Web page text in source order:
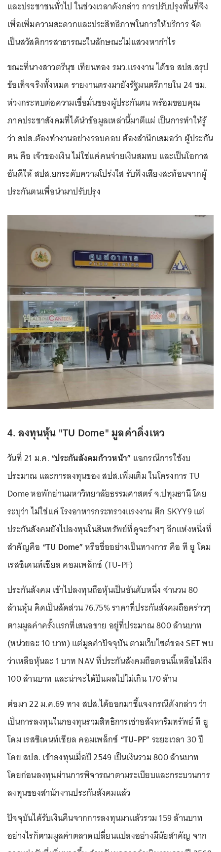
และประชาชนทั่วไป ในช่วงเวลาดังกล่าว การปรับปรุงพื้นที่จึง
เพื่อเพิ่มความสะดวกและประสิทธิภาพในการให้บริการ จัด
เป็นสวัสดิการสาธารณะในลักษณะไม่แสวงหากำไร
ขณะที่นางสาวตรีนุช เทียนทอง รมว.แรงงาน ได้ขอ สปส.สรุป
ข้อเท็จจริงทั้งหมด รายงานตรงมายังรัฐมนตรีภายใน 24 ชม.
ห่วงกระทบต่อความเชื่อมั่นของผู้ประกันตน พร้อมขอบคุณ
ภาคประชาสังคมที่ได้นำข้อมูลเหล่านี้มาตีแผ่ เป็นการทำให้รู้
ว่า สปส.ต้องทำงานอย่างรอบคอบ ต้องสำนึกเสมอว่า ผู้ประกัน
ตน คือ เจ้าของเงิน ไม่ใช่แค่คนจ่ายเงินสมทบ และเป็นโอกาส
อันดีให้ สปส.ยกระดับความโปร่งใส รับฟังเสียงสะท้อนจากผู้
ประกันตนเพื่อนำมาปรับปรุง
4. ลงทุนหุ้น "TU Dome" มูลค่าดิ่งเหว
วันที่ 21 ม.ค. “ประกันสังคมก้าวหน้า” แฉกรณีการใช้งบ
ประมาณ และการลงทุนของ สปส.เพิ่มเติม ในโครงการ TU
Dome หอพักย่านมหาวิทยาลัยธรรมศาสตร์ จ.ปทุมธานี โดย
ระบุว่า ไม่ใช่แค่ โรงอาหารกระทรวงแรงงาน ตึก SKYY9 แต่
ประกันสังคมยังไปลงทุนในสินทรัพย์ที่ดูจะร้างๆ อีกแห่งหนึ่งที่
สำคัญคือ “TU Dome”หรือชื่ออย่างเป็นทางการ คือ ที ยู โดม
เรสซิเดนท์เชียล คอมเพล็กซ์ (TU-PF)
ประกันสังคม เข้าไปลงทุนถือหุ้นเป็นอันดับหนึ่ง จำนวน 80
ล้านหุ้น คิดเป็นสัดส่วน 76.75% ราคาที่ประกันสังคมถือคร่าวๆ
ตามมูลค่าครั้งแรกที่เสนอขาย อยู่ที่ประมาณ 800 ล้านบาท
(หน่วยละ 10 บาท) แต่มูลค่าปัจจุบัน ตามเว็บไซต์ของ SET พบ
ว่าเหลือหุ้นละ 1 บาท NAV ที่ประกันสังคมถือตอนนี้เหลือไม่ถึง
100 ล้านบาท และน่าจะได้ปันผลไปไม่เกิน 170 ล้าน
ต่อมา 22 ม.ค.69 ทาง สปส.ได้ออกมาชี้แจงกรณีดังกล่าว ว่า
เป็นการลงทุนในกองทุนรวมสิทธิการเช่าอสังหาริมทรัพย์ ที ยู
โดม เรสซิเดนท์เชียล คอมเพล็กซ์ “TU-PF” ระยะเวลา 30 ปี
โดย สปส. เข้าลงทุนเมื่อปี 2549 เป็นเงินรวม 800 ล้านบาท
โดยก่อนลงทุนผ่านการพิจารณาตามระเบียบและกระบวนการ
ลงทุนของสำนักงานประกันสังคมแล้ว
ปัจจุบันได้รับเงินคืนจากการลงทุนมาแล้วรวม 159 ล้านบาท
อย่างไรก็ตามมูลค่าตลาดเปลี่ยนแปลงอย่างมีนัยสำคัญ จาก